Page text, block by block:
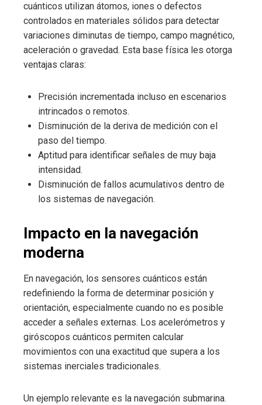
cuánticos utilizan átomos, iones o defectos
controlados en materiales sólidos para detectar
variaciones diminutas de tiempo, campo magnético,
aceleración o gravedad. Esta base física les otorga
ventajas claras:
Precisión incrementada incluso en escenarios
intrincados o remotos.
Disminución de la deriva de medición con el
paso del tiempo.
Aptitud para identificar señales de muy baja
intensidad.
Disminución de fallos acumulativos dentro de
los sistemas de navegación.
Impacto en la navegación
moderna
En navegación, los sensores cuánticos están
redefiniendo la forma de determinar posición y
orientación, especialmente cuando no es posible
acceder a señales externas. Los acelerómetros y
giróscopos cuánticos permiten calcular
movimientos con una exactitud que supera a los
sistemas inerciales tradicionales.
Un ejemplo relevante es la navegación submarina.